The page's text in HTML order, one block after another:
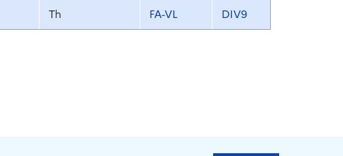
Th FA-VL DIV9